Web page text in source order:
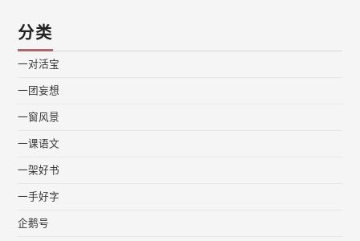
分类
一对活宝
一团妄想
一窗风景
一课语文
一架好书
一手好字
企鹅号